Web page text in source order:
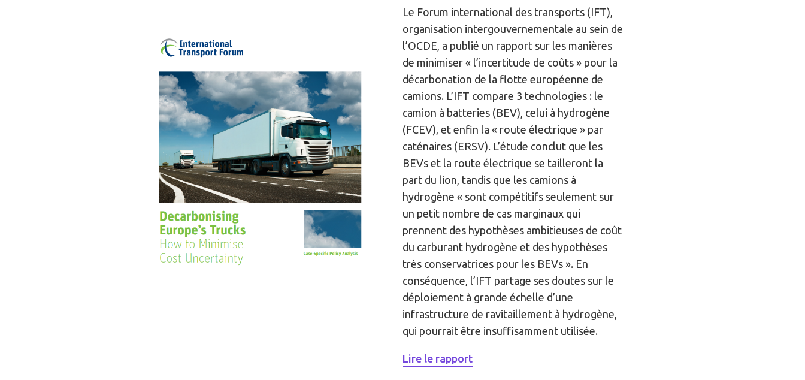
Le Forum international des transports (IFT),
organisation intergouvernementale au sein de
l’OCDE, a publié un rapport sur les manières
de minimiser « l’incertitude de coûts » pour la
décarbonation de la flotte européenne de
camions. L’IFT compare 3 technologies : le
camion à batteries (BEV), celui à hydrogène
(FCEV), et enfin la « route électrique » par
caténaires (ERSV). L’étude conclut que les
BEVs et la route électrique se tailleront la
part du lion, tandis que les camions à
hydrogène « sont compétitifs seulement sur
un petit nombre de cas marginaux qui
prennent des hypothèses ambitieuses de coût
du carburant hydrogène et des hypothèses
très conservatrices pour les BEVs ». En
conséquence, l’IFT partage ses doutes sur le
déploiement à grande échelle d’une
infrastructure de ravitaillement à hydrogène,
qui pourrait être insuffisamment utilisée.
Lire le rapport